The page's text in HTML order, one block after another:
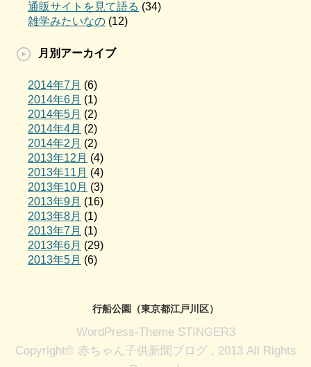
通販サイトを見て語る (34)
雑学みたいなの (12)
月別アーカイブ
2014年7月 (6)
2014年6月 (1)
2014年5月 (2)
2014年4月 (2)
2014年2月 (2)
2013年12月 (4)
2013年11月 (4)
2013年10月 (3)
2013年9月 (16)
2013年8月 (1)
2013年7月 (1)
2013年6月 (29)
2013年5月 (6)
行船公園（東京都江戸川区）
WordPress-Theme STINGER3
Copyright© 赤ちゃん子供新聞ブログ , 2013 All Rights